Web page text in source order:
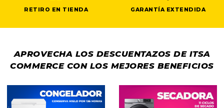
RETIRO EN TIENDA GARANTÍA EXTENDIDA
APROVECHA LOS DESCUENTAZOS DE ITSA
COMMERCE CON LOS MEJORES BENEFICIOS